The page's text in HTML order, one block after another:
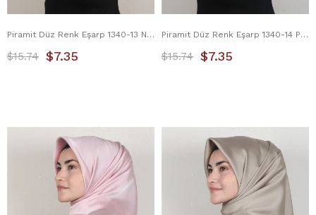
Piramit Düz Renk Eşarp 1340-13 Nar Çiçeği
$7.35
$15.74
Piramit Düz Renk Eşarp 1340-14 Petrol
$7.35
$15.74